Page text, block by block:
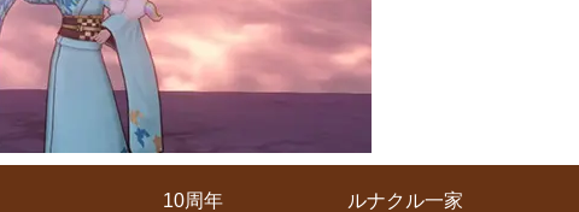
10周年 ルナクル一家